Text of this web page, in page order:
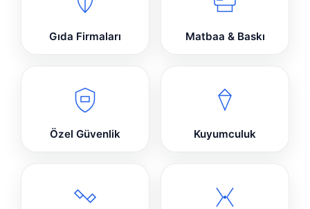
Gıda Firmaları Matbaa & Baskı
Özel Güvenlik Kuyumculuk